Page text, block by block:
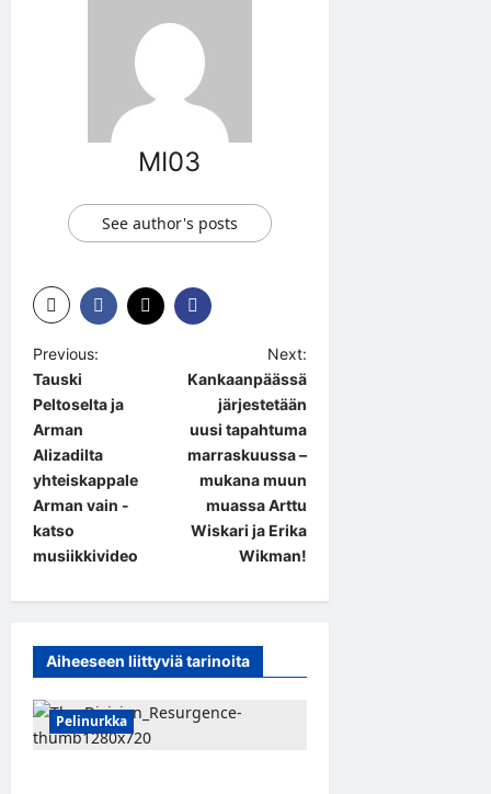
MI03
See author's posts
P
o
s
t
n
a
v
i
t
i
Previous:
Tauski
Peltoselta ja
Arman
Alizadilta
yhteiskappale
Arman vain -
katso
musiikkivideo
Next:
Kankaanpäässä
järjestetään
uusi tapahtuma
marraskuussa –
mukana muun
muassa Arttu
Wiskari ja Erika
Wikman!
Aiheeseen liittyviä tarinoita
Pelinurkka